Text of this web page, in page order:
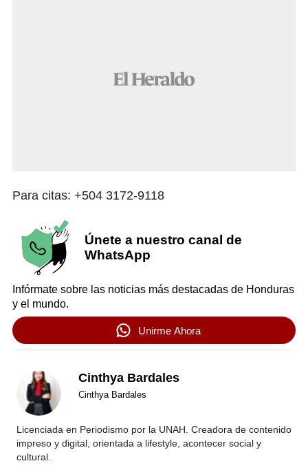
Para citas: +504 3172-9118
Únete a nuestro canal de
WhatsApp
Infórmate sobre las noticias más destacadas de Honduras
y el mundo.
Unirme Ahora
Cinthya Bardales
Cinthya Bardales
Licenciada en Periodismo por la UNAH. Creadora de contenido
impreso y digital, orientada a lifestyle, acontecer social y
cultural.